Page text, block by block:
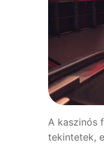
A kaszinós
tekintetek,